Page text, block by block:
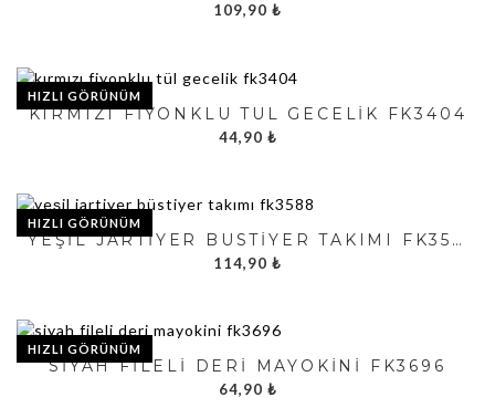
109,90 ₺
HIZLI GÖRÜNÜM
KIRMIZI FIYONKLU TÜL GECELIK FK3404
44,90 ₺
HIZLI GÖRÜNÜM
YEŞIL JARTIYER BÜSTIYER TAKIMI FK3588
114,90 ₺
HIZLI GÖRÜNÜM
SIYAH FILELI DERI MAYOKINI FK3696
64,90 ₺